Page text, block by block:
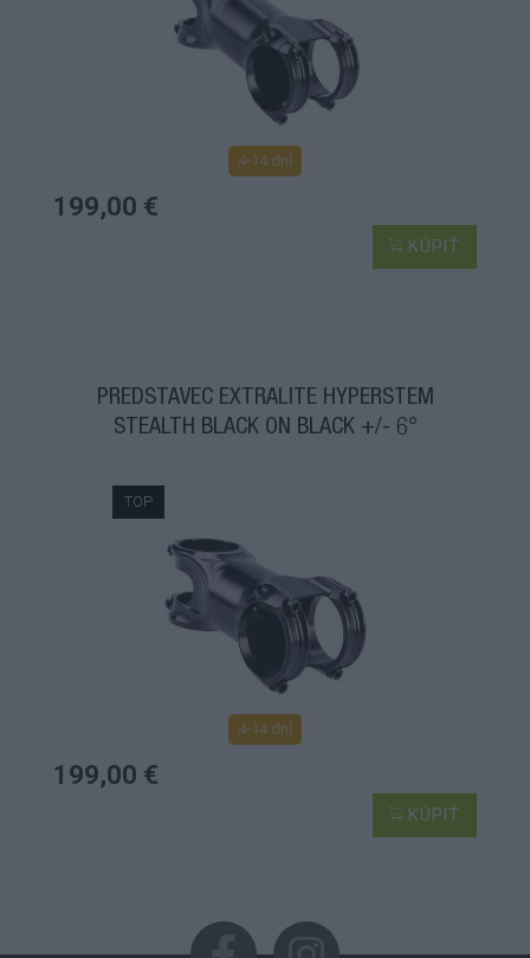
4-14 dní
199,00 €
KÚPIŤ
PREDSTAVEC EXTRALITE HYPERSTEM
STEALTH BLACK ON BLACK +/- 6°
TOP
4-14 dní
199,00 €
KÚPIŤ